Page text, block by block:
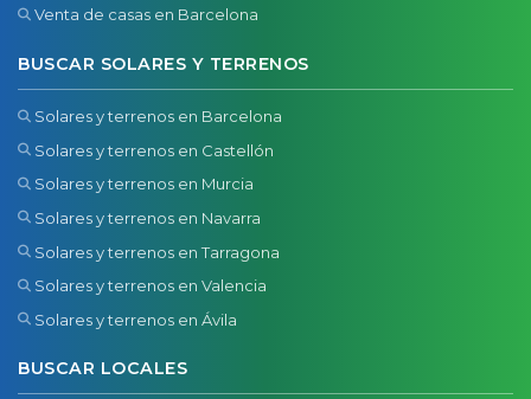
Venta de casas en Barcelona
BUSCAR SOLARES Y TERRENOS
Solares y terrenos en Barcelona
Solares y terrenos en Castellón
Solares y terrenos en Murcia
Solares y terrenos en Navarra
Solares y terrenos en Tarragona
Solares y terrenos en Valencia
Solares y terrenos en Ávila
BUSCAR LOCALES